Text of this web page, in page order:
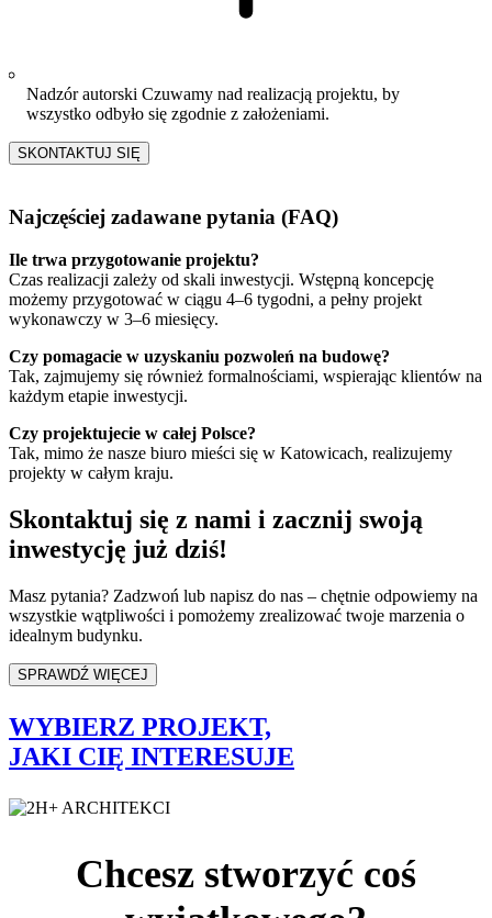
Nadzór autorski Czuwamy nad realizacją projektu, by
wszystko odbyło się zgodnie z założeniami.
SKONTAKTUJ SIĘ
Najczęściej zadawane pytania (FAQ)
Ile trwa przygotowanie projektu?
Czas realizacji zależy od skali inwestycji. Wstępną koncepcję
możemy przygotować w ciągu 4–6 tygodni, a pełny projekt
wykonawczy w 3–6 miesięcy.
Czy pomagacie w uzyskaniu pozwoleń na budowę?
Tak, zajmujemy się również formalnościami, wspierając klientów na
każdym etapie inwestycji.
Czy projektujecie w całej Polsce?
Tak, mimo że nasze biuro mieści się w Katowicach, realizujemy
projekty w całym kraju.
Skontaktuj się z nami i zacznij swoją
inwestycję już dziś!
Masz pytania? Zadzwoń lub napisz do nas – chętnie odpowiemy na
wszystkie wątpliwości i pomożemy zrealizować twoje marzenia o
idealnym budynku.
SPRAWDŹ WIĘCEJ
WYBIERZ PROJEKT,
JAKI CIĘ INTERESUJE
Chcesz stworzyć coś